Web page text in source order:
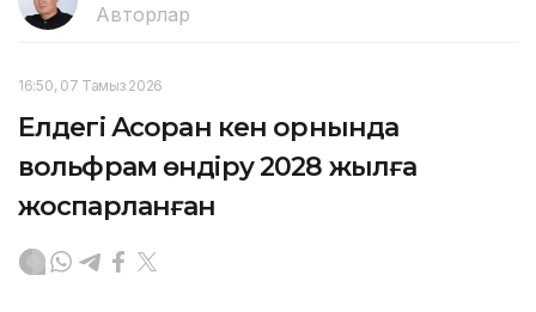
Авторлар
16:50, 07 Тамыз 2026
Елдегі Ақсоран кен орнында
вольфрам өндіру 2028 жылға
жоспарланған